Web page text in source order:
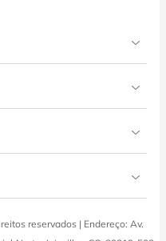
reservados | Endereço: Av.